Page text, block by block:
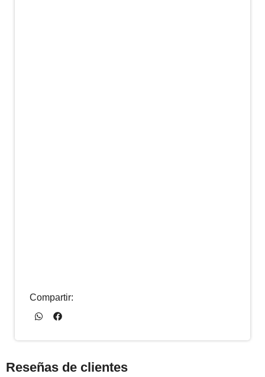
Compartir:
Reseñas de clientes